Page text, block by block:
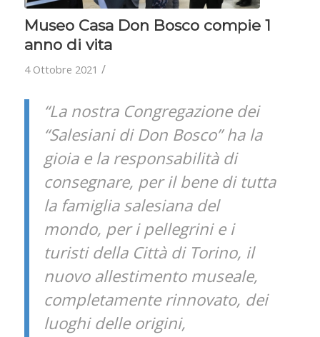
Museo Casa Don Bosco compie 1
anno di vita
4 Ottobre 2021 /
“La nostra Congregazione dei
“Salesiani di Don Bosco” ha la
gioia e la responsabilità di
consegnare, per il bene di tutta
la famiglia salesiana del
mondo, per i pellegrini e i
turisti della Città di Torino, il
nuovo allestimento museale,
completamente rinnovato, dei
luoghi delle origini,